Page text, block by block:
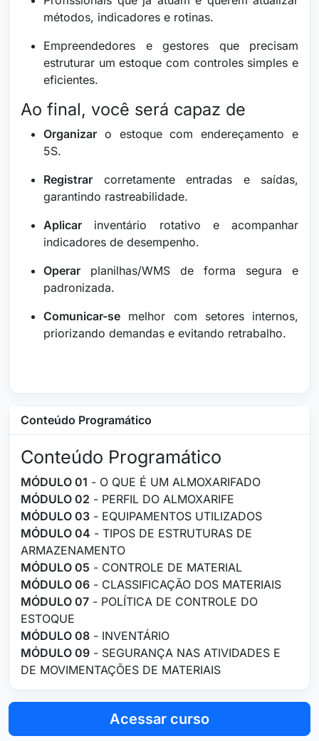
métodos, indicadores e rotinas.
Empreendedores e gestores que precisam
estruturar um estoque com controles simples e
eficientes.
Ao final, você será capaz de
Organizar o estoque com endereçamento e
5S.
Registrar corretamente entradas e saídas,
garantindo rastreabilidade.
Aplicar inventário rotativo e acompanhar
indicadores de desempenho.
Operar planilhas/WMS de forma segura e
padronizada.
Comunicar-se melhor com setores internos,
priorizando demandas e evitando retrabalho.
Conteúdo Programático
Conteúdo Programático
MÓDULO 01 - O QUE É UM ALMOXARIFADO
MÓDULO 02 - PERFIL DO ALMOXARIFE
MÓDULO 03 - EQUIPAMENTOS UTILIZADOS
MÓDULO 04 - TIPOS DE ESTRUTURAS DE
ARMAZENAMENTO
MÓDULO 05 - CONTROLE DE MATERIAL
MÓDULO 06 - CLASSIFICAÇÃO DOS MATERIAIS
MÓDULO 07 - POLÍTICA DE CONTROLE DO
ESTOQUE
MÓDULO 08 - INVENTÁRIO
MÓDULO 09 - SEGURANÇA NAS ATIVIDADES E
DE MOVIMENTAÇÕES DE MATERIAIS
Acessar curso